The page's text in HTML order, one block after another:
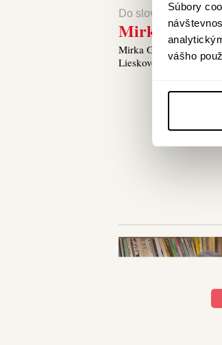
Súbory
vášho
Do slova zaľúbení
Mirka
Mirka Gučíková čítala
Lieskovom.